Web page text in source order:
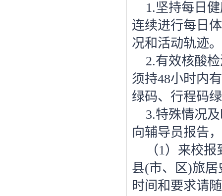
1.坚持每日
连续进行每日
况和活动轨迹。
2.有效核酸
须持48小时内
绿码、行程码
3.特殊情况
向辅导员报告
（1）来校报
县(市、区)旅
时间和要求请